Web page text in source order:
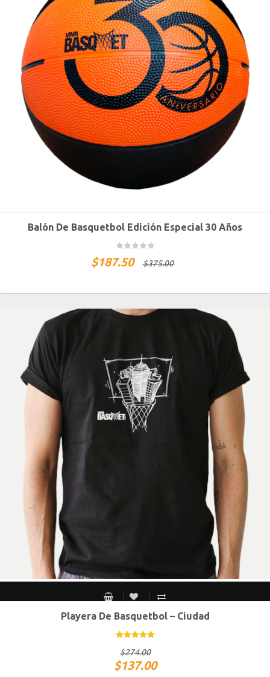
Balón De Basquetbol Edición Especial 30 Años
$375.00
$187.50
CH M G XG
Playera De Basquetbol – Ciudad
$274.00
$137.00